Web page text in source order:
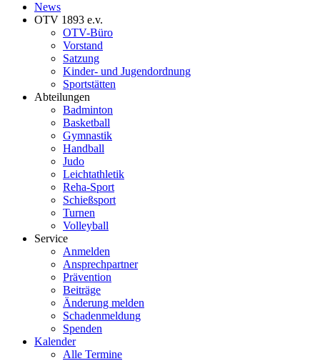
News
OTV 1893 e.v.
OTV-Büro
Vorstand
Satzung
Kinder- und Jugendordnung
Sportstätten
Abteilungen
Badminton
Basketball
Gymnastik
Handball
Judo
Leichtathletik
Reha-Sport
Schießsport
Turnen
Volleyball
Service
Anmelden
Ansprechpartner
Prävention
Beiträge
Änderung melden
Schadenmeldung
Spenden
Kalender
Alle Termine